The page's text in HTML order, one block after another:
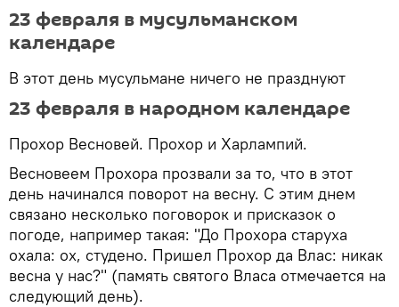
23 февраля в мусульманском
календаре
В этот день мусульмане ничего не празднуют
23 февраля в народном календаре
Прохор Весновей. Прохор и Харлампий.
Весновеем Прохора прозвали за то, что в этот
день начинался поворот на весну. С этим днем
связано несколько поговорок и присказок о
погоде, например такая: "До Прохора старуха
охала: ох, студено. Пришел Прохор да Влас: никак
весна у нас?" (память святого Власа отмечается на
следующий день).